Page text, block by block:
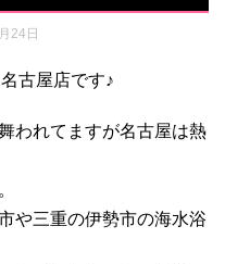
24日
古屋店です♪
われてますが名古屋は熱
や三重の伊勢市の海水浴